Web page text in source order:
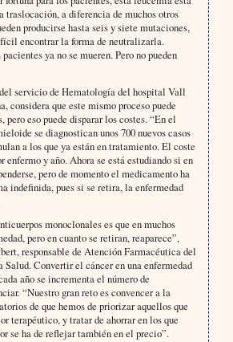
traslocación, a diferencia de muchos otros
producirse hasta seis y siete mutaciones,
encontrar la forma de neutralizarla.
ya no se mueren. Pero no pueden
servicio de Hematología del hospital Vall
considera que este mismo proceso puede
pero eso puede disparar los costes. “En el
se diagnostican unos 700 nuevos casos
a los que ya están en tratamiento. El coste
enfermo y año. Ahora se está estudiando si en
pero de momento el medicamento ha
indefinida, pues si se retira, la enfermedad
monoclonales es que en muchos
pero en cuanto se retiran, reaparece”,
responsable de Atención Farmacéutica del
Convertir el cáncer en una enfermedad
año se incrementa el número de
“Nuestro gran reto es convencer a la
de que hemos de priorizar aquellos que
terapéutico, y tratar de ahorrar en los que
se ha de reflejar también en el precio”.